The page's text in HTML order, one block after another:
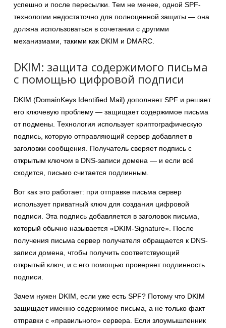
успешно и после пересылки. Тем не менее, одной SPF-
технологии недостаточно для полноценной защиты — она
должна использоваться в сочетании с другими
механизмами, такими как DKIM и DMARC.
DKIM: защита содержимого письма
с помощью цифровой подписи
DKIM (DomainKeys Identified Mail) дополняет SPF и решает
его ключевую проблему — защищает содержимое письма
от подмены. Технология использует криптографическую
подпись, которую отправляющий сервер добавляет в
заголовки сообщения. Получатель сверяет подпись с
открытым ключом в DNS-записи домена — и если всё
сходится, письмо считается подлинным.
Вот как это работает: при отправке письма сервер
использует приватный ключ для создания цифровой
подписи. Эта подпись добавляется в заголовок письма,
который обычно называется «DKIM-Signature». После
получения письма сервер получателя обращается к DNS-
записи домена, чтобы получить соответствующий
открытый ключ, и с его помощью проверяет подлинность
подписи.
Зачем нужен DKIM, если уже есть SPF? Потому что DKIM
защищает именно содержимое письма, а не только факт
отправки с «правильного» сервера. Если злоумышленник